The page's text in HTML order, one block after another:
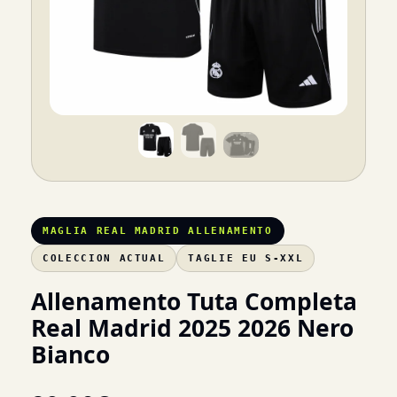
MAGLIA REAL MADRID ALLENAMENTO
COLECCION ACTUAL TAGLIE EU S-XXL
Allenamento Tuta Completa
Real Madrid 2025 2026 Nero
Bianco